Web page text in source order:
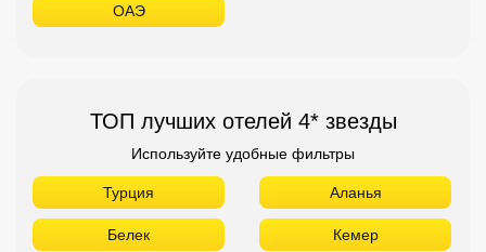
ОАЭ
ТОП лучших отелей 4* звезды
Используйте удобные фильтры
Турция Аланья
Белек Кемер